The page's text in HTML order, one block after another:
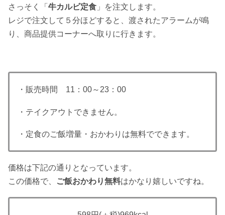
さっそく「 牛カルビ定食 」を注文します。
レジで注文して５分ほどすると、渡されたアラームが鳴
り、商品提供コーナーへ取りに行きます。
・販売時間 11：00～23：00
・テイクアウトできません。
・定食のご飯増量・おかわりは無料でできます。
価格は下記の通りとなっています。
この価格で、
ご飯おかわり無料はかなり嬉しいですね。